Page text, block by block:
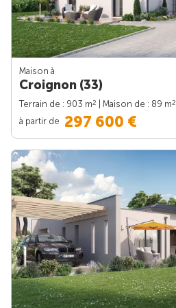
Maison à
Croignon (33)
Terrain de : 903 m2 | Maison de : 89 m2
à partir de 297 600 €